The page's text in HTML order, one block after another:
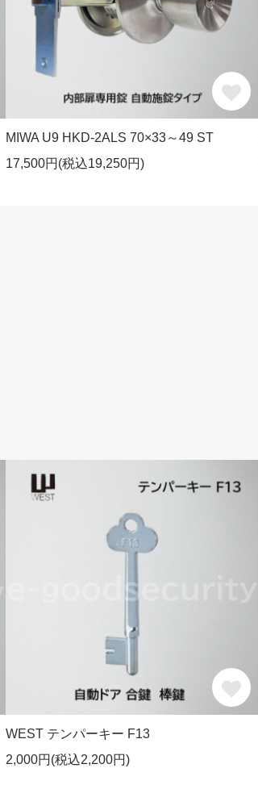
MIWA U9 HKD-2ALS 70×33～49 ST
17,500円(税込19,250円)
WEST テンパーキー F13
2,000円(税込2,200円)